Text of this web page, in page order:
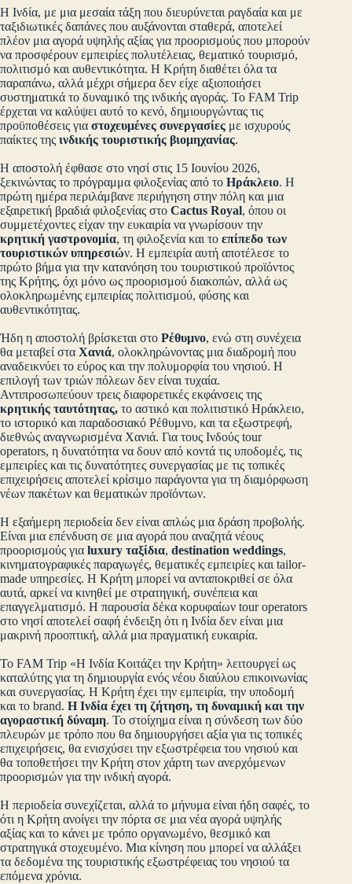
Η Ινδία, με μια μεσαία τάξη που διευρύνεται ραγδαία και με
ταξιδιωτικές δαπάνες που αυξάνονται σταθερά, αποτελεί
πλέον μια αγορά υψηλής αξίας για προορισμούς που μπορούν
να προσφέρουν εμπειρίες πολυτέλειας, θεματικό τουρισμό,
πολιτισμό και αυθεντικότητα. Η Κρήτη διαθέτει όλα τα
παραπάνω, αλλά μέχρι σήμερα δεν είχε αξιοποιήσει
συστηματικά το δυναμικό της ινδικής αγοράς. Το FAM Trip
έρχεται να καλύψει αυτό το κενό, δημιουργώντας τις
προϋποθέσεις για στοχευμένες συνεργασίες με ισχυρούς
παίκτες της ινδικής τουριστικής βιομηχανίας.
Η αποστολή έφθασε στο νησί στις 15 Ιουνίου 2026,
ξεκινώντας το πρόγραμμα φιλοξενίας από το Ηράκλειο. Η
πρώτη ημέρα περιλάμβανε περιήγηση στην πόλη και μια
εξαιρετική βραδιά φιλοξενίας στο Cactus Royal, όπου οι
συμμετέχοντες είχαν την ευκαιρία να γνωρίσουν την
κρητική γαστρονομία, τη φιλοξενία και το επίπεδο των
τουριστικών υπηρεσιών. Η εμπειρία αυτή αποτέλεσε το
πρώτο βήμα για την κατανόηση του τουριστικού προϊόντος
της Κρήτης, όχι μόνο ως προορισμού διακοπών, αλλά ως
ολοκληρωμένης εμπειρίας πολιτισμού, φύσης και
αυθεντικότητας.
Ήδη η αποστολή βρίσκεται στο Ρέθυμνο, ενώ στη συνέχεια
θα μεταβεί στα Χανιά, ολοκληρώνοντας μια διαδρομή που
αναδεικνύει το εύρος και την πολυμορφία του νησιού. Η
επιλογή των τριών πόλεων δεν είναι τυχαία.
Αντιπροσωπεύουν τρεις διαφορετικές εκφάνσεις της
κρητικής ταυτότητας, το αστικό και πολιτιστικό Ηράκλειο,
το ιστορικό και παραδοσιακό Ρέθυμνο, και τα εξωστρεφή,
διεθνώς αναγνωρισμένα Χανιά. Για τους Ινδούς tour
operators, η δυνατότητα να δουν από κοντά τις υποδομές, τις
εμπειρίες και τις δυνατότητες συνεργασίας με τις τοπικές
επιχειρήσεις αποτελεί κρίσιμο παράγοντα για τη διαμόρφωση
νέων πακέτων και θεματικών προϊόντων.
Η εξαήμερη περιοδεία δεν είναι απλώς μια δράση προβολής.
Είναι μια επένδυση σε μια αγορά που αναζητά νέους
προορισμούς για luxury ταξίδια, destination weddings,
κινηματογραφικές παραγωγές, θεματικές εμπειρίες και tailor-
made υπηρεσίες. Η Κρήτη μπορεί να ανταποκριθεί σε όλα
αυτά, αρκεί να κινηθεί με στρατηγική, συνέπεια και
επαγγελματισμό. Η παρουσία δέκα κορυφαίων tour operators
στο νησί αποτελεί σαφή ένδειξη ότι η Ινδία δεν είναι μια
μακρινή προοπτική, αλλά μια πραγματική ευκαιρία.
Το FAM Trip «Η Ινδία Κοιτάζει την Κρήτη» λειτουργεί ως
καταλύτης για τη δημιουργία ενός νέου διαύλου επικοινωνίας
και συνεργασίας. Η Κρήτη έχει την εμπειρία, την υποδομή
και το brand. Η Ινδία έχει τη ζήτηση, τη δυναμική και την
αγοραστική δύναμη. Το στοίχημα είναι η σύνδεση των δύο
πλευρών με τρόπο που θα δημιουργήσει αξία για τις τοπικές
επιχειρήσεις, θα ενισχύσει την εξωστρέφεια του νησιού και
θα τοποθετήσει την Κρήτη στον χάρτη των ανερχόμενων
προορισμών για την ινδική αγορά.
Η περιοδεία συνεχίζεται, αλλά το μήνυμα είναι ήδη σαφές, το
ότι η Κρήτη ανοίγει την πόρτα σε μια νέα αγορά υψηλής
αξίας και το κάνει με τρόπο οργανωμένο, θεσμικό και
στρατηγικά στοχευμένο. Μια κίνηση που μπορεί να αλλάξει
τα δεδομένα της τουριστικής εξωστρέφειας του νησιού τα
επόμενα χρόνια.